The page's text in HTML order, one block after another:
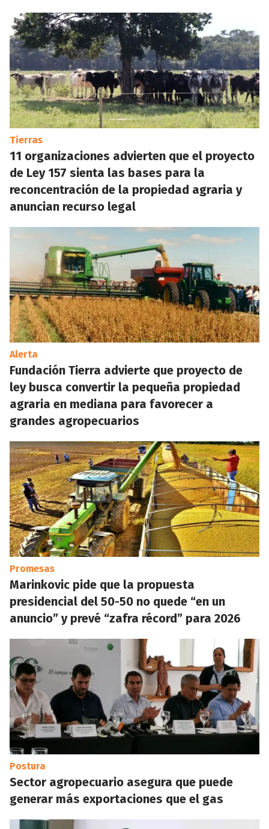
Tierras
11 organizaciones advierten que el proyecto
de Ley 157 sienta las bases para la
reconcentración de la propiedad agraria y
anuncian recurso legal
Alerta
Fundación Tierra advierte que proyecto de
ley busca convertir la pequeña propiedad
agraria en mediana para favorecer a
grandes agropecuarios
Promesas
Marinkovic pide que la propuesta
presidencial del 50-50 no quede “en un
anuncio” y prevé “zafra récord” para 2026
Postura
Sector agropecuario asegura que puede
generar más exportaciones que el gas